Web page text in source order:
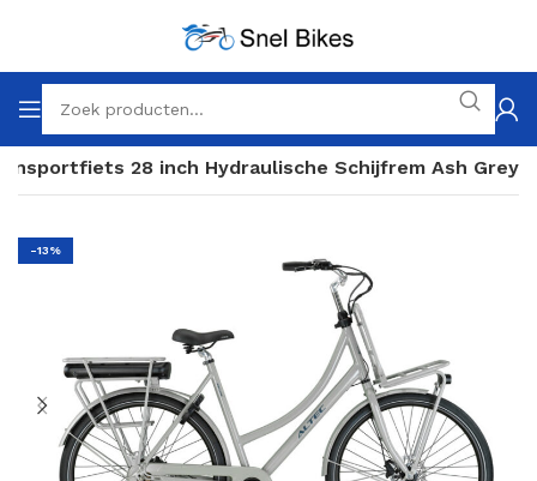
28 inch Hydraulische Schijfrem Ash Grey
-13%